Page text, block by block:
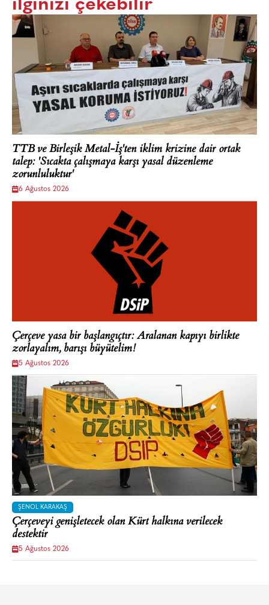
ilginizi çekebilir
TTB ve Birleşik Metal-İş'ten iklim krizine dair ortak
talep: 'Sıcakta çalışmaya karşı yasal düzenleme
zorunluluktur'
6 Ağustos 2026
Çerçeve yasa bir başlangıçtır: Aralanan kapıyı birlikte
zorlayalım, barışı büyütelim!
5 Ağustos 2026
ŞENOL KARAKAŞ
Çerçeveyi genişletecek olan Kürt halkına verilecek
destektir
5 Ağustos 2026